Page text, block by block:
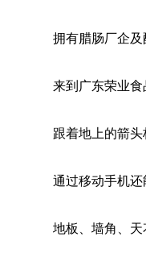
拥有腊肠厂企及
来到广东荣业食
跟着地上的箭
通过移动手机
地板、墙角、